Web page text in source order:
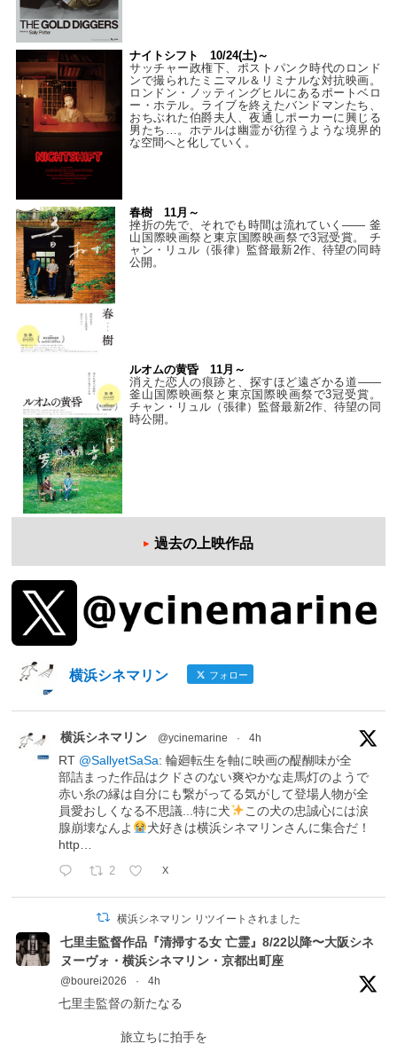
ナイトシフト 10/24(土)～
サッチャー政権下、ポストパンク時代のロンド
ンで撮られたミニマル＆リミナルな対抗映画。
ロンドン・ノッティングヒルにあるポートベロ
ー・ホテル。ライブを終えたバンドマンたち、
おちぶれた伯爵夫人、夜通しポーカーに興じる
男たち…。ホテルは幽霊が彷徨うような境界的
な空間へと化していく。
春樹 11月～
挫折の先で、それでも時間は流れていく—— 釜
山国際映画祭と東京国際映画祭で3冠受賞。 チ
ャン・リュル（張律）監督最新2作、待望の同時
公開。
ルオムの黄昏 11月～
消えた恋人の痕跡と、探すほど遠ざかる道——
釜山国際映画祭と東京国際映画祭で3冠受賞。
チャン・リュル（張律）監督最新2作、待望の同
時公開。
過去の上映作品
横浜シネマリン フォロー
横浜シネマリン @ycinemarine · 4h
RT @SallyetSaSa: 輪廻転生を軸に映画の醍醐味が全
部詰まった作品はクドさのない爽やかな走馬灯のようで
赤い糸の縁は自分にも繋がってる気がして登場人物が全
員愛おしくなる不思議...特に犬
この犬の忠誠心には涙
腺崩壊なんよ
犬好きは横浜シネマリンさんに集合だ！
http…
2 X
横浜シネマリン リツイートされました
七里圭監督作品『清掃する女 亡霊』8/22以降〜大阪シネ
ヌーヴォ・横浜シネマリン・京都出町座
@bourei2026 · 4h
七里圭監督の新たなる
旅立ちに拍手を